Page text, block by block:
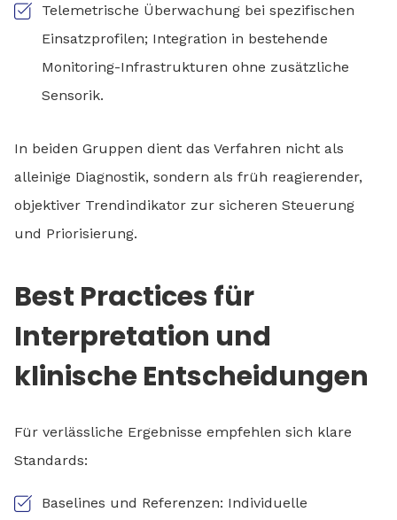
Telemetrische Überwachung bei spezifischen
Einsatzprofilen; Integration in bestehende
Monitoring-Infrastrukturen ohne zusätzliche
Sensorik.
In beiden Gruppen dient das Verfahren nicht als
alleinige Diagnostik, sondern als früh reagierender,
objektiver Trendindikator zur sicheren Steuerung
und Priorisierung.
Best Practices für
Interpretation und
klinische Entscheidungen
Für verlässliche Ergebnisse empfehlen sich klare
Standards:
Baselines und Referenzen: Individuelle